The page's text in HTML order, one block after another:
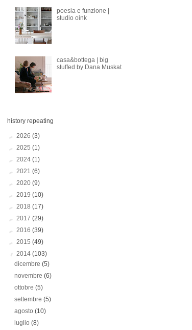
poesia e funzione |
studio oink
casa&bottega | big
stuffed by Dana Muskat
history repeating
► 2026 (3)
► 2025 (1)
► 2024 (1)
► 2021 (6)
► 2020 (9)
► 2019 (10)
► 2018 (17)
► 2017 (29)
► 2016 (39)
► 2015 (49)
▼ 2014 (103)
dicembre(5)
novembre(6)
ottobre(5)
settembre(5)
agosto(10)
luglio(8)